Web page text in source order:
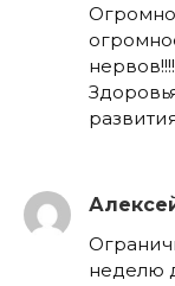
развития
неделю